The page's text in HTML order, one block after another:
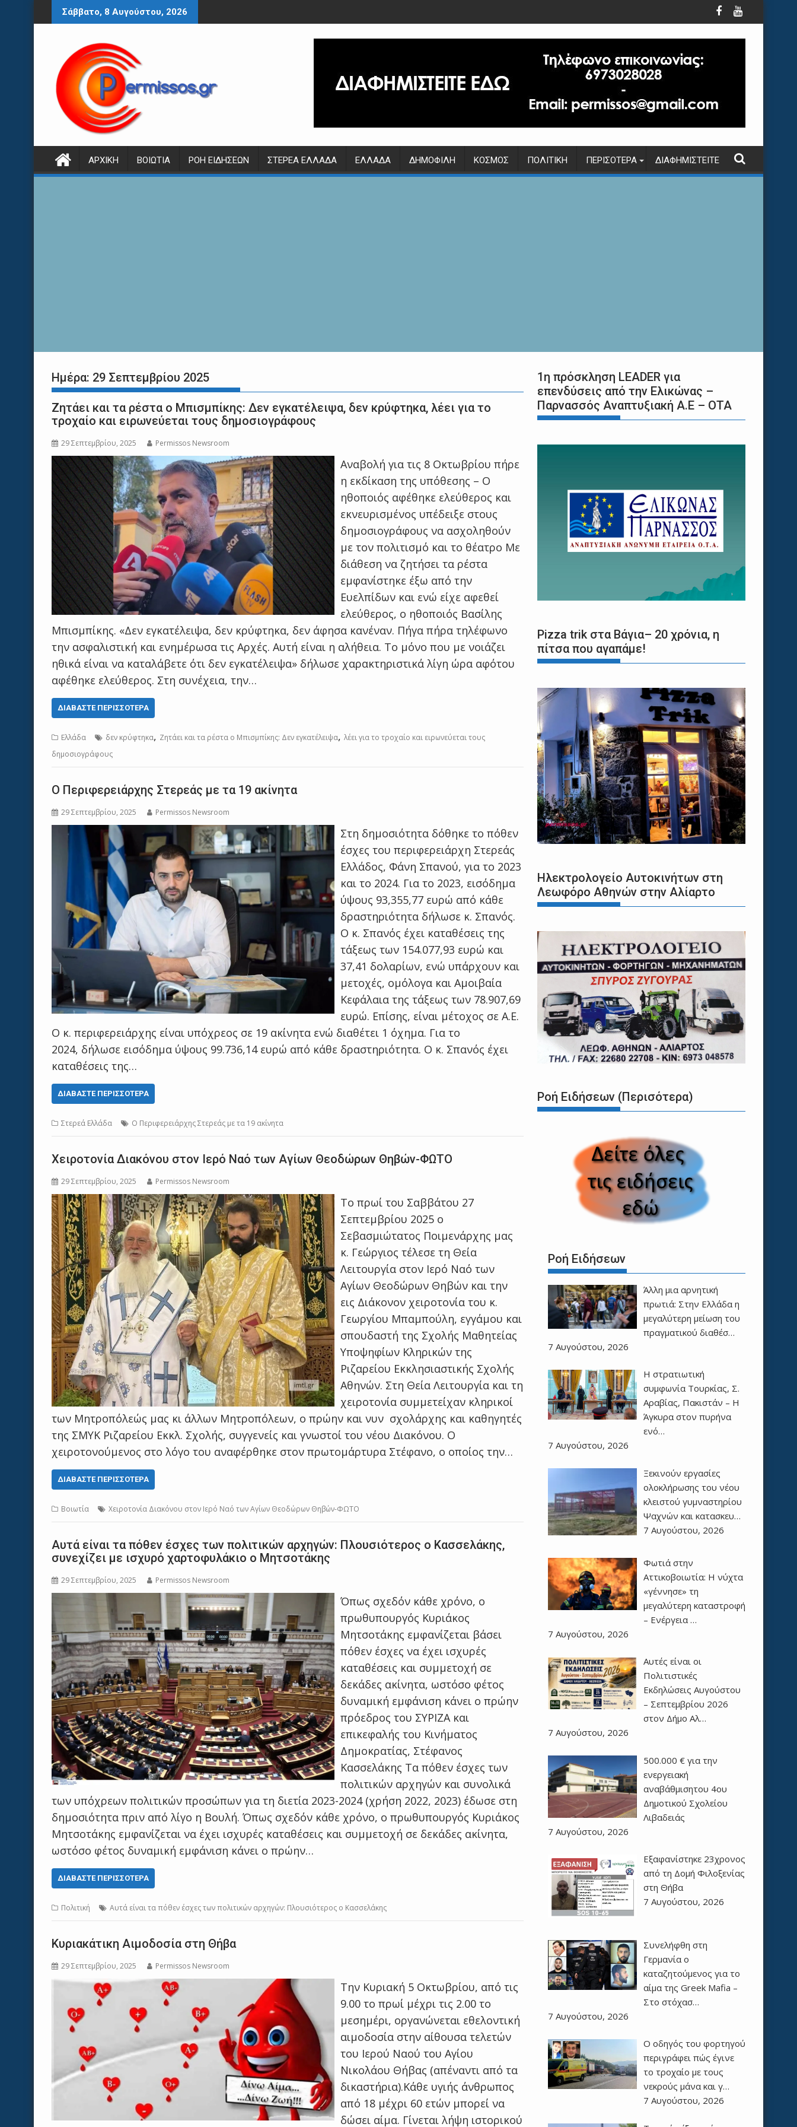
Περάστε
στο
Σάββατο, 8 Αυγούστου, 2026
ΑΡΧΙΚΉ ΒΟΙΩΤΊΑ ΡΟΉ ΕΙΔΉΣΕΩΝ ΣΤΕΡΕΆ ΕΛΛΆΔΑ ΕΛΛΆΔΑ ΔΗΜΟΦΙΛΉ ΚΌΣΜΟΣ ΠΟΛΙΤΙΚΉ ΠΕΡΙΣΌΤΕΡΑ ΔΙΑΦΗΜΙΣΤΕΊΤΕ
Ημέρα: 29 Σεπτεμβρίου 2025
Ζητάει και τα ρέστα ο Μπισμπίκης: Δεν εγκατέλειψα, δεν κρύφτηκα, λέει για το
τροχαίο και ειρωνεύεται τους δημοσιογράφους
29 Σεπτεμβρίου, 2025 Permissos Newsroom
Αναβολή για τις 8 Οκτωβρίου πήρε
η εκδίκαση της υπόθεσης – Ο
ηθοποιός αφέθηκε ελεύθερος και
εκνευρισμένος υπέδειξε στους
δημοσιογράφους να ασχοληθούν
με τον πολιτισμό και το θέατρο Με
διάθεση να ζητήσει τα ρέστα
εμφανίστηκε έξω από την
Ευελπίδων και ενώ είχε αφεθεί
ελεύθερος, ο ηθοποιός Βασίλης
Μπισμπίκης. «Δεν εγκατέλειψα, δεν κρύφτηκα, δεν άφησα κανέναν. Πήγα πήρα τηλέφωνο
την ασφαλιστική και ενημέρωσα τις Αρχές. Αυτή είναι η αλήθεια. Το μόνο που με νοιάζει
ηθικά είναι να καταλάβετε ότι δεν εγκατέλειψα» δήλωσε χαρακτηριστικά λίγη ώρα αφότου
αφέθηκε ελεύθερος. Στη συνέχεια, την…
ΔΙΑΒΆΣΤΕ ΠΕΡΙΣΣΌΤΕΡΑ
Ελλάδα δεν κρύφτηκα, Ζητάει και τα ρέστα ο Μπισμπίκης: Δεν εγκατέλειψα, λέει για το τροχαίο και ειρωνεύεται τους
δημοσιογράφους
Ο Περιφερειάρχης Στερεάς με τα 19 ακίνητα
29 Σεπτεμβρίου, 2025 Permissos Newsroom
Στη δημοσιότητα δόθηκε το πόθεν
έσχες του περιφερειάρχη Στερεάς
Ελλάδος, Φάνη Σπανού, για το 2023
και το 2024. Για το 2023, εισόδημα
ύψους 93,355,77 ευρώ από κάθε
δραστηριότητα δήλωσε κ. Σπανός.
Ο κ. Σπανός έχει καταθέσεις της
τάξεως των 154.077,93 ευρώ και
37,41 δολαρίων, ενώ υπάρχουν και
μετοχές, ομόλογα και Αμοιβαία
Κεφάλαια της τάξεως των 78.907,69
ευρώ. Επίσης, είναι μέτοχος σε Α.Ε.
Ο κ. περιφερειάρχης είναι υπόχρεος σε 19 ακίνητα ενώ διαθέτει 1 όχημα. Για το
2024, δήλωσε εισόδημα ύψους 99.736,14 ευρώ από κάθε δραστηριότητα. Ο κ. Σπανός έχει
καταθέσεις της…
ΔΙΑΒΆΣΤΕ ΠΕΡΙΣΣΌΤΕΡΑ
Στερεά Ελλάδα Ο Περιφερειάρχης Στερεάς με τα 19 ακίνητα
Χειροτονία Διακόνου στον Ιερό Ναό των Αγίων Θεοδώρων Θηβών-ΦΩΤΟ
29 Σεπτεμβρίου, 2025 Permissos Newsroom
Το πρωί του Σαββάτου 27
Σεπτεμβρίου 2025 ο
Σεβασμιώτατος Ποιμενάρχης μας
κ. Γεώργιος τέλεσε τη Θεία
Λειτουργία στον Ιερό Ναό των
Αγίων Θεοδώρων Θηβών και την
εις Διάκονον χειροτονία του κ.
Γεωργίου Μπαμπούλη, εγγάμου και
σπουδαστή της Σχολής Μαθητείας
Υποψηφίων Κληρικών της
Ριζαρείου Εκκλησιαστικής Σχολής
Αθηνών. Στη Θεία Λειτουργία και τη
χειροτονία συμμετείχαν κληρικοί
των Μητροπόλεώς μας κι άλλων Μητροπόλεων, ο πρώην και νυν σχολάρχης και καθηγητές
της ΣΜΥΚ Ριζαρείου Εκκλ. Σχολής, συγγενείς και γνωστοί του νέου Διακόνου. Ο
χειροτονούμενος στο λόγο του αναφέρθηκε στον πρωτομάρτυρα Στέφανο, ο οποίος την…
ΔΙΑΒΆΣΤΕ ΠΕΡΙΣΣΌΤΕΡΑ
Βοιωτία Χειροτονία Διακόνου στον Ιερό Ναό των Αγίων Θεοδώρων Θηβών-ΦΩΤΟ
Αυτά είναι τα πόθεν έσχες των πολιτικών αρχηγών: Πλουσιότερος ο Κασσελάκης,
συνεχίζει με ισχυρό χαρτοφυλάκιο ο Μητσοτάκης
29 Σεπτεμβρίου, 2025 Permissos Newsroom
Όπως σχεδόν κάθε χρόνο, ο
πρωθυπουργός Κυριάκος
Μητσοτάκης εμφανίζεται βάσει
πόθεν έσχες να έχει ισχυρές
καταθέσεις και συμμετοχή σε
δεκάδες ακίνητα, ωστόσο φέτος
δυναμική εμφάνιση κάνει ο πρώην
πρόεδρος του ΣΥΡΙΖΑ και
επικεφαλής του Κινήματος
Δημοκρατίας, Στέφανος
Κασσελάκης Τα πόθεν έσχες των
πολιτικών αρχηγών και συνολικά
των υπόχρεων πολιτικών προσώπων για τη διετία 2023-2024 (χρήση 2022, 2023) έδωσε στη
δημοσιότητα πριν από λίγο η Βουλή. Όπως σχεδόν κάθε χρόνο, ο πρωθυπουργός Κυριάκος
Μητσοτάκης εμφανίζεται να έχει ισχυρές καταθέσεις και συμμετοχή σε δεκάδες ακίνητα,
ωστόσο φέτος δυναμική εμφάνιση κάνει ο πρώην…
ΔΙΑΒΆΣΤΕ ΠΕΡΙΣΣΌΤΕΡΑ
Πολιτική Αυτά είναι τα πόθεν έσχες των πολιτικών αρχηγών: Πλουσιότερος ο Κασσελάκης
Kυριακάτικη Αιμοδοσία στη Θήβα
29 Σεπτεμβρίου, 2025 Permissos Newsroom
Την Κυριακή 5 Οκτωβρίου, από τις
9.00 το πρωί μέχρι τις 2.00 το
μεσημέρι, οργανώνεται εθελοντική
αιμοδοσία στην αίθουσα τελετών
του Ιερού Ναού του Αγίου
Νικολάου Θήβας (απέναντι από τα
δικαστήρια).Κάθε υγιής άνθρωπος
από 18 μέχρι 60 ετών μπορεί να
δώσει αίμα. Γίνεται λήψη ιστορικού
1η πρόσκληση LEADER για
επενδύσεις από την Ελικώνας –
Παρνασσός Αναπτυξιακή Α.Ε – ΟΤΑ
Pizza trik στα Βάγια– 20 χρόνια, η
πίτσα που αγαπάμε!
Ηλεκτρολογείο Αυτοκινήτων στη
Λεωφόρο Αθηνών στην Αλίαρτο
Ροή Ειδήσεων (Περισότερα)
Ροή Ειδήσεων
Άλλη μια αρνητική
πρωτιά: Στην Ελλάδα η
μεγαλύτερη μείωση του
πραγματικού διαθέσ…
7 Αυγούστου, 2026
Η στρατιωτική
συμφωνία Τουρκίας, Σ.
Αραβίας, Πακιστάν – Η
Άγκυρα στον πυρήνα
ενό…
7 Αυγούστου, 2026
Ξεκινούν εργασίες
ολοκλήρωσης του νέου
κλειστού γυμναστηρίου
Ψαχνών και κατασκευ…
7 Αυγούστου, 2026
Φωτιά στην
Αττικοβοιωτία: Η νύχτα
«γέννησε» τη
μεγαλύτερη καταστροφή
– Ενέργεια …
7 Αυγούστου, 2026
Αυτές είναι οι
Πολιτιστικές
Εκδηλώσεις Αυγούστου
– Σεπτεμβρίου 2026
στον Δήμο Αλ…
7 Αυγούστου, 2026
500.000 € για την
ενεργειακή
αναβάθμισητου 4ου
Δημοτικού Σχολείου
Λιβαδειάς
7 Αυγούστου, 2026
Εξαφανίστηκε 23χρονος
από τη Δομή Φιλοξενίας
στη Θήβα
7 Αυγούστου, 2026
Συνελήφθη στη
Γερμανία ο
καταζητούμενος για το
αίμα της Greek Mafia –
Στο στόχασ…
7 Αυγούστου, 2026
Ο οδηγός του φορτηγού
περιγράφει πώς έγινε
το τροχαίο με τους
νεκρούς μάνα και γ…
7 Αυγούστου, 2026